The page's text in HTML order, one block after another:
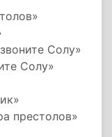
Солу»
Солу»
престолов»